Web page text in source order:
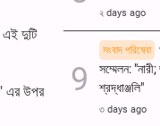
এই দুটি
এর উপর
২ days ago
সংবাদ পরিষেবা
সম্মেলন:
শ্রদ্ধাঞ্জলি"
৩ days ago